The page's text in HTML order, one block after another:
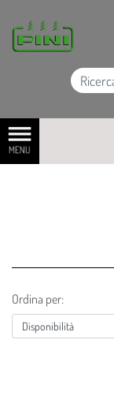
Ordina per: